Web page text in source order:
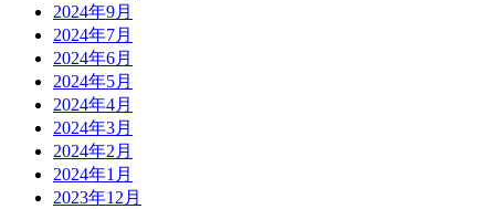
2024年9月
2024年7月
2024年6月
2024年5月
2024年4月
2024年3月
2024年2月
2024年1月
2023年12月